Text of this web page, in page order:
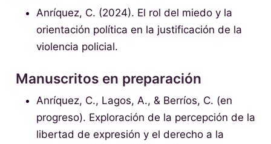
Anríquez, C. (2024). El rol del miedo y la
orientación política en la justificación de la
violencia policial.
Manuscritos en preparación
Anríquez, C., Lagos, A., & Berríos, C. (en
progreso). Exploración de la percepción de la
libertad de expresión y el derecho a la